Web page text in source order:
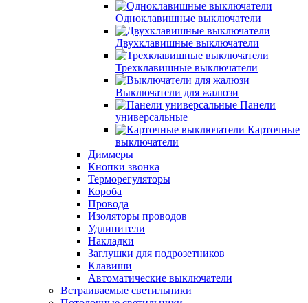
Одноклавишные выключатели
Двухклавишные выключатели
Трехклавишные выключатели
Выключатели для жалюзи
Панели
универсальные
Карточные
выключатели
Диммеры
Кнопки звонка
Терморегуляторы
Короба
Провода
Изоляторы проводов
Удлинители
Накладки
Заглушки для подрозетников
Клавиши
Автоматические выключатели
Встраиваемые светильники